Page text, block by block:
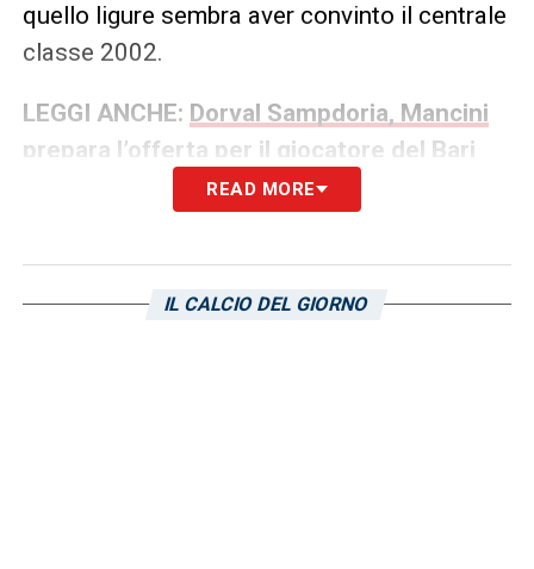
quello ligure sembra aver convinto il centrale
classe 2002.
LEGGI ANCHE: Dorval Sampdoria, Mancini
prepara l’offerta per il giocatore del Bari
READ MORE
IL CALCIO DEL GIORNO